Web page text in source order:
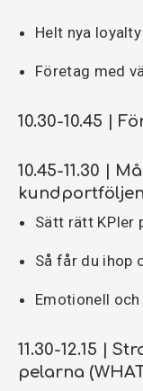
Helt nya
Företag med
10.30-10.45 |
10.45-11.30 |
Sätt rätt KPIer
Så får du ihop
Emotionell
11.30-12.15 |
pelarna